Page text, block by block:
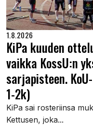
1.8.2026
KiPa kuuden
vaikka KossU:n
sarjapisteen.
1-2k)
KiPa sai rosteriinsa
Kettusen, joka...